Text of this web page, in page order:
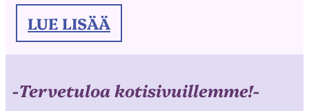
LUE LISÄÄ
-Tervetuloa kotisivuillemme!-